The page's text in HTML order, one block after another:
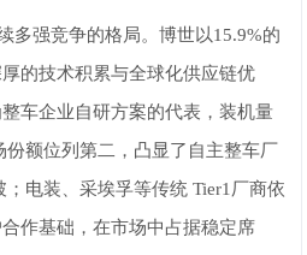
多强竞争的格局。博世以15.9%的
的技术积累与全球化供应链优
车企业自研方案的代表，装机量
份额位列第二，凸显了自主整车厂
电装、采埃孚等传统 Tier1厂商依
作基础，在市场中占据稳定席